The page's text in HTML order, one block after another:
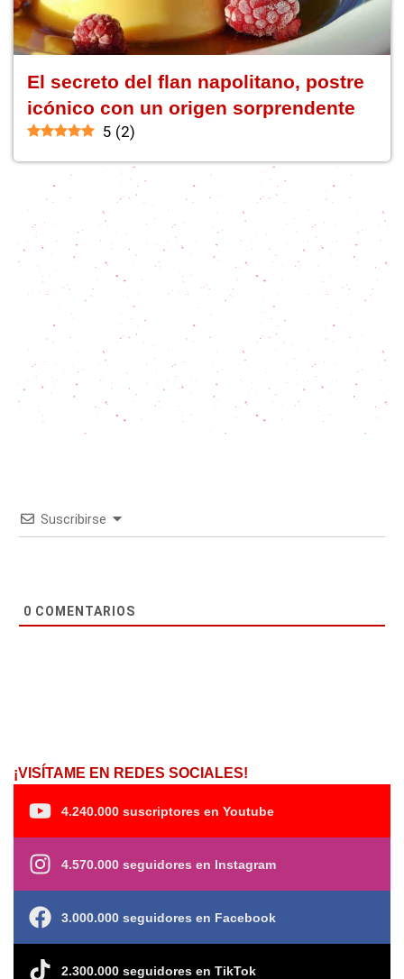
El secreto del flan napolitano, postre
icónico con un origen sorprendente
5 (2)
Suscribirse
0 COMENTARIOS
¡VISÍTAME EN REDES SOCIALES!
4.240.000 suscriptores en Youtube
4.570.000 seguidores en Instagram
3.000.000 seguidores en Facebook
2.300.000 seguidores en TikTok